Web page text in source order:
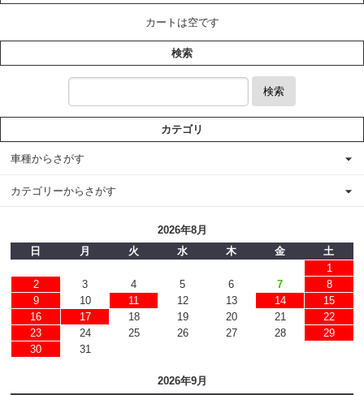
カートは空です
検索
検索
カテゴリ
車種からさがす
カテゴリーからさがす
2026年8月
日
月 火 水 木 金
土
1
2
3 4 5 6 7
8
9
10 11 12 13 14
15
16
17 18 19 20 21
22
23
24 25 26 27 28
29
30
31
2026年9月